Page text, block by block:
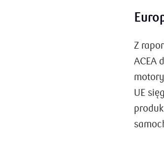
Z
ACEA
UE